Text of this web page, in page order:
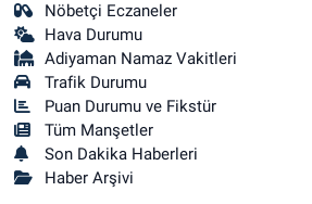
Nöbetçi Eczaneler
Hava Durumu
Adiyaman Namaz Vakitleri
Trafik Durumu
Puan Durumu ve Fikstür
Tüm Manşetler
Son Dakika Haberleri
Haber Arşivi